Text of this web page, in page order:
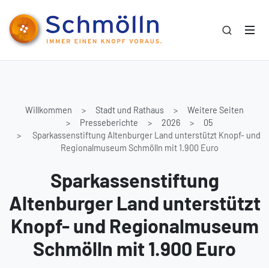
Willkommen Stadt und Rathaus
Weitere Seiten
Presseberichte
2026
05
Sparkassenstiftung Altenburger Land unterstützt Knopf- und
Regionalmuseum Schmölln mit 1.900 Euro
Sparkassenstiftung
Altenburger Land unterstützt
Knopf- und Regionalmuseum
Schmölln mit 1.900 Euro